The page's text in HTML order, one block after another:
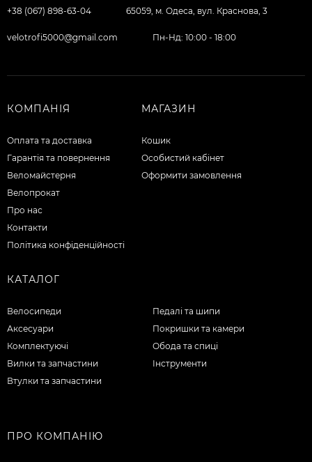
+38 (067) 898-63-04 65059, м. Одеса, вул. Краснова, 3
velotrofi5000@gmail.com Пн-Нд: 10:00 - 18:00
КОМПАНІЯ
Оплата та доставка
Гарантія та повернення
Веломайстерня
Велопрокат
Про нас
Контакти
Політика конфіденційності
МАГАЗИН
Кошик
Особистий кабінет
Оформити замовлення
КАТАЛОГ
Велосипеди
Аксесуари
Комплектуючі
Вилки та запчастини
Втулки та запчастини
Педалі та шипи
Покришки та камери
Обода та спиці
Інструменти
ПРО КОМПАНІЮ